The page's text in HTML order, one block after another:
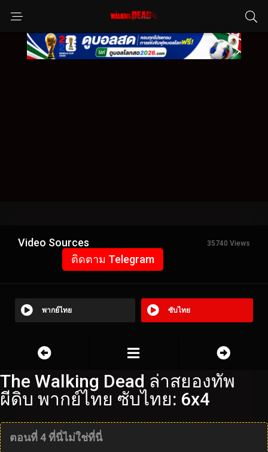
Video Sources 35740 Views
ติดตาม Telegram
พากย์ไทย ซับไทย
The Walking Dead ล่าสยองทัพ
ผีดิบ พากย์ไทย ซับไทย: 6x4
ตอนที่ 4 ที่นี่ไม่ใช่ที่นี่